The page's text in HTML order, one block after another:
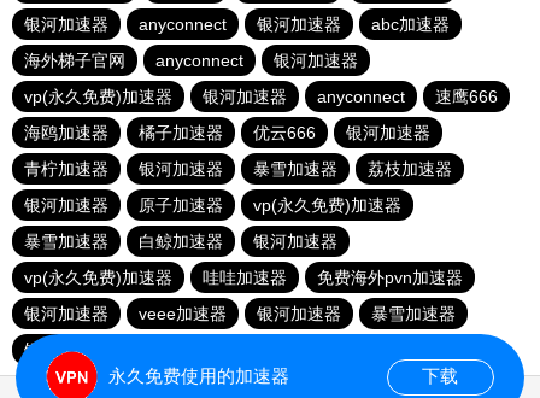
银河加速器
anyconnect 银河加速器
abc加速器
海外梯子官网
anyconnect
银河加速器
vp(永久免费)加速器
银河加速器 anyconnect
速鹰666
海鸥加速器
橘子加速器 优云666
银河加速器
青柠加速器
银河加速器 暴雪加速器
荔枝加速器
银河加速器
原子加速器
vp(永久免费)加速器
暴雪加速器
白鲸加速器
银河加速器
vp(永久免费)加速器
哇哇加速器
免费海外pvn加速器
银河加速器
veee加速器 银河加速器
暴雪加速器
银河加速器
永久免费使用的加速器 下载